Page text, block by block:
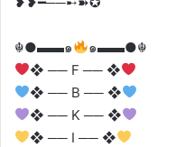
☬●▬▬๑
๑▬▬●☬
❖ ── F ── ❖
❖ ── B ── ❖
❖ ── K ── ❖
❖ ── I ── ❖